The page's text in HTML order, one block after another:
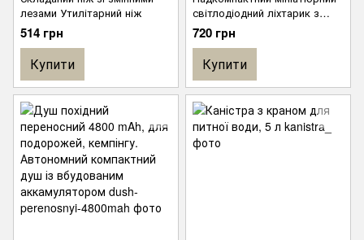
лезами Утилітарний ніж
514 грн
Купити
світлодіодний ліхтарик з
червоним світлом для нічних
операцій
720 грн
Купити